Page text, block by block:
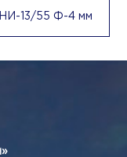
13/55 Ф-4 мм